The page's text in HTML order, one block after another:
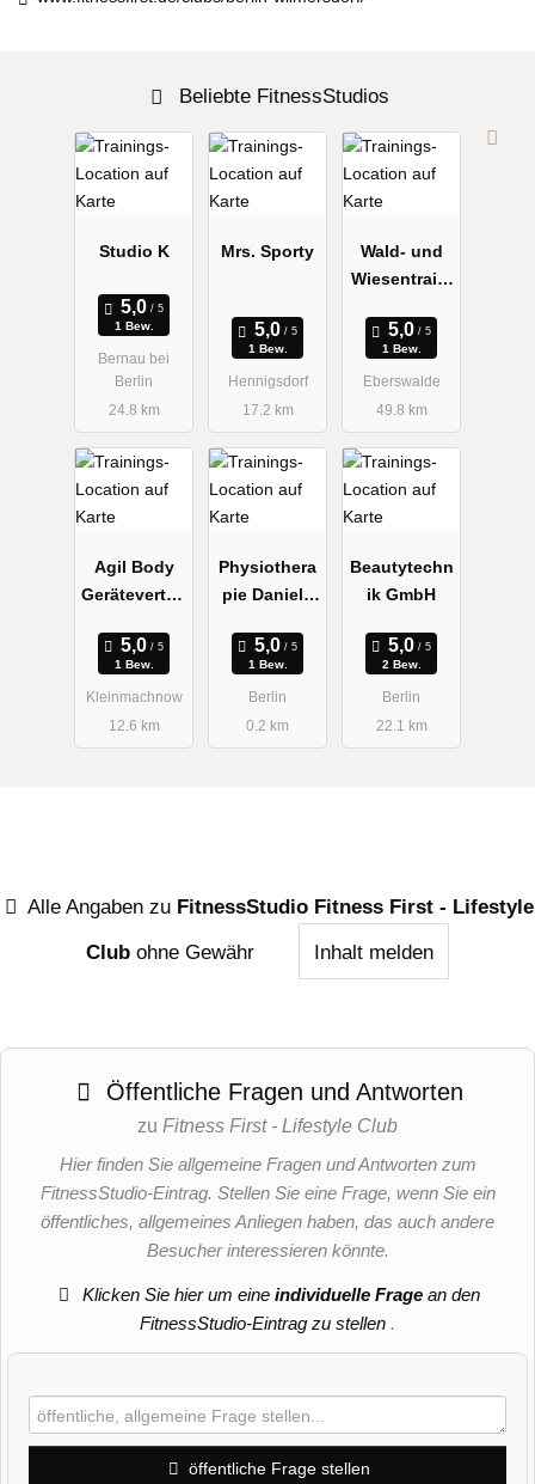
Beliebte FitnessStudios
Studio K
1 Bew.
Bernau bei
Berlin
24.8 km
Mrs. Sporty
1 Bew.
Hennigsdorf
17.2 km
Wald- und
Wiesentraini
1 Bew.
Eberswalde
49.8 km
Agil Body
Gerätevertrie
1 Bew.
Kleinmachnow
12.6 km
Physiothera
pie Daniela
1 Bew.
Berlin
0.2 km
Beautytechn
ik GmbH
2 Bew.
Berlin
22.1 km
Alle Angaben zu FitnessStudio Fitness First - Lifestyle
Club ohne Gewähr Inhalt melden
Öffentliche Fragen und Antworten
zu Fitness First - Lifestyle Club
Hier finden Sie allgemeine Fragen und Antworten zum
FitnessStudio-Eintrag. Stellen Sie eine Frage, wenn Sie ein
öffentliches, allgemeines Anliegen haben, das auch andere
Besucher interessieren könnte.
Klicken Sie hier um eineindividuelle Frage an den
FitnessStudio-Eintrag zu stellen .
öffentliche Frage stellen